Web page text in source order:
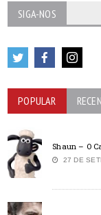
SIGA-NOS
POPULAR
Shaun – O
27 DE